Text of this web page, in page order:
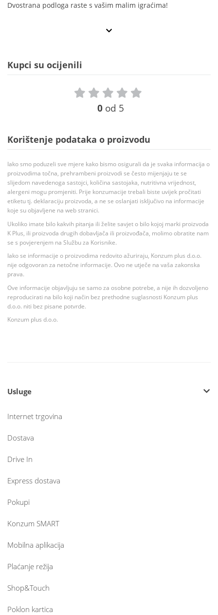
Dvostrana podloga raste s vašim malim igraćima!
Kupci su ocijenili
0 od 5
Korištenje podataka o proizvodu
Iako smo poduzeli sve mjere kako bismo osigurali da je svaka informacija o
proizvodima točna, prehrambeni proizvodi se često mijenjaju te se
slijedom navedenoga sastojci, količina sastojaka, nutritivna vrijednost,
alergeni mogu promjeniti. Prije konzumacije trebali biste uvijek pročitati
etiketu tj. deklaraciju proizvoda, a ne se oslanjati isključivo na informacije
koje su objavljene na web stranici.
Ukoliko imate bilo kakvih pitanja ili želite savjet o bilo kojoj marki proizvoda
K Plus, ili proizvoda drugih dobavljača ili proizvođača, molimo obratite nam
se s povjerenjem na Službu za Korisnike.
Iako se informacije o proizvodima redovito ažuriraju, Konzum plus d.o.o.
nije odgovoran za netočne informacije. Ovo ne utječe na vaša zakonska
prava.
Ove informacije objavljuju se samo za osobne potrebe, a nije ih dozvoljeno
reproducirati na bilo koji način bez prethodne suglasnosti Konzum plus
d.o.o. niti bez pisane potvrde.
Konzum plus d.o.o.
Usluge
Internet trgovina
Dostava
Drive In
Express dostava
Pokupi
Konzum SMART
Mobilna aplikacija
Plaćanje režija
Shop&Touch
Poklon kartica